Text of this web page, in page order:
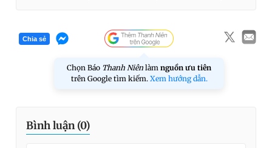
Chia sẻ
Chọn Báo Thanh Niên làm nguồn ưu tiên
trên Google tìm kiếm. Xem hướng dẫn.
Bình luận (0)